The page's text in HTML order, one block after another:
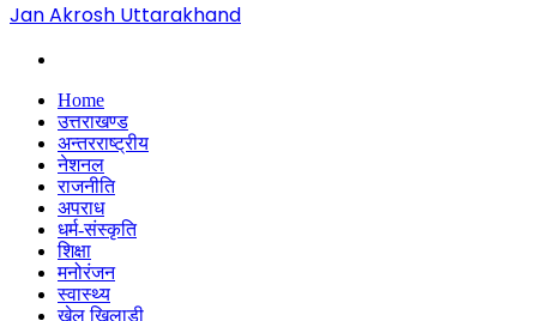
Jan Akrosh Uttarakhand
Home
उत्तराखण्ड
अन्तरराष्ट्रीय
नेशनल
राजनीति
अपराध
धर्म-संस्कृति
शिक्षा
मनोरंजन
स्वास्थ्य
खेल खिलाड़ी